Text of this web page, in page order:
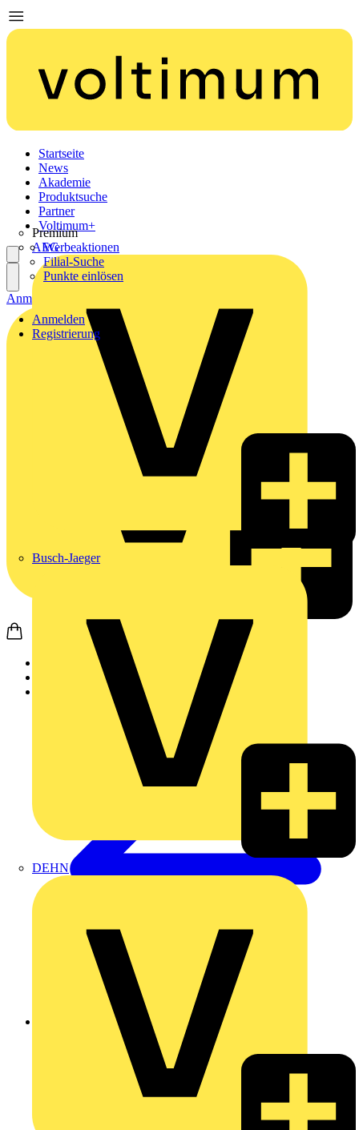
Startseite
News
Akademie
Produktsuche
Partner
Premium
AEG
Busch-Jaeger
DEHN
Voltimum+
Werbeaktionen
Filial-Suche
Punkte einlösen
Anmelden
Registrierung
Anmelden
Zurück zu Produkte